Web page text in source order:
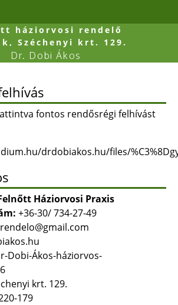
háziorvosi rendelő
Széchenyi krt. 129.
Dr. Dobi Ákos
fontos rendősrégi felhívást
drdobiakos.hu/files/
Háziorvosi Praxis
+36-30/ 734-27-49
Dobi-Ákos-háziorvos-
krt. 129.
179